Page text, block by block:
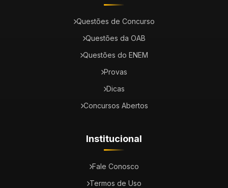
Questões de Concurso
Questões da OAB
Questões do ENEM
Provas
Dicas
Concursos Abertos
Institucional
Fale Conosco
Termos de Uso